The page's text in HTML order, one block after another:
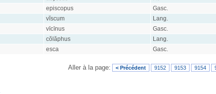
episcopus Gasc.
vĭscum Lang.
vīcīnus Gasc.
cŏlăphus Lang.
esca Gasc.
Aller à la page: < Précédent 9152 9153 9154